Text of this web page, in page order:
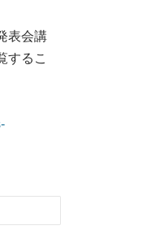
表会講
するこ